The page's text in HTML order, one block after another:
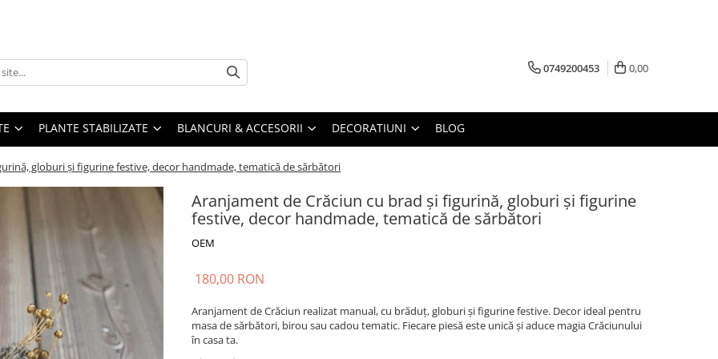
0749200453 0,00
PLANTE STABILIZATE BLANCURI & ACCESORII DECORATIUNI BLOG
globuri și figurine festive, decor handmade, tematică de sărbători
Aranjament de Crăciun cu brad și figurină, globuri și figurine
festive, decor handmade, tematică de sărbători
OEM
180,00 RON
Aranjament de Crăciun realizat manual, cu brăduț, globuri și figurine festive. Decor ideal pentru
masa de sărbători, birou sau cadou tematic. Fiecare piesă este unică și aduce magia Crăciunului
în casa ta.